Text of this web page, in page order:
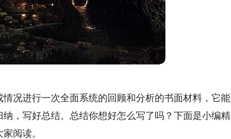
况进行一次全面系统的回顾和分析的书面材料，它能
，写好总结。总结你想好怎么写了吗？下面是小编精
阅读。